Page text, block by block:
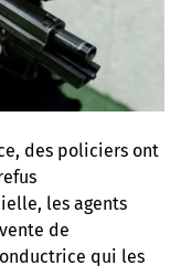
des policiers ont
les agents
de
qui les